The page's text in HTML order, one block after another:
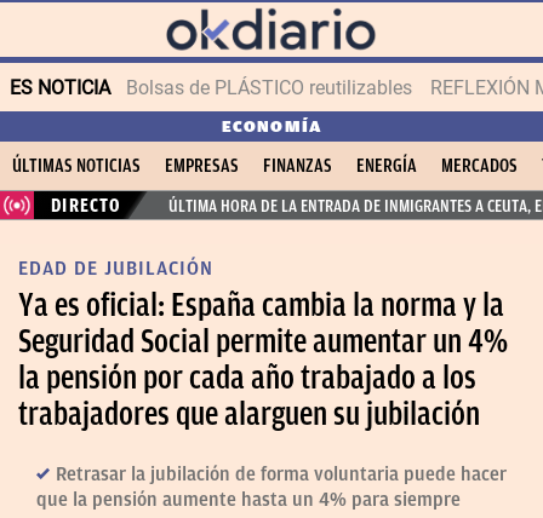
ES NOTICIA Bolsas de PLÁSTICO reutilizables REFLEXIÓN
ECONOMÍA
ÚLTIMAS NOTICIAS EMPRESAS FINANZAS ENERGÍA MERCADOS
DIRECTO
ÚLTIMA HORA DE LA ENTRADA DE INMIGRANTES A CEUTA,
EDAD DE JUBILACIÓN
Ya es oficial: España cambia la norma y la
Seguridad Social permite aumentar un 4%
la pensión por cada año trabajado a los
trabajadores que alarguen su jubilación
Retrasar la jubilación de forma voluntaria puede hacer
que la pensión aumente hasta un 4% para siempre